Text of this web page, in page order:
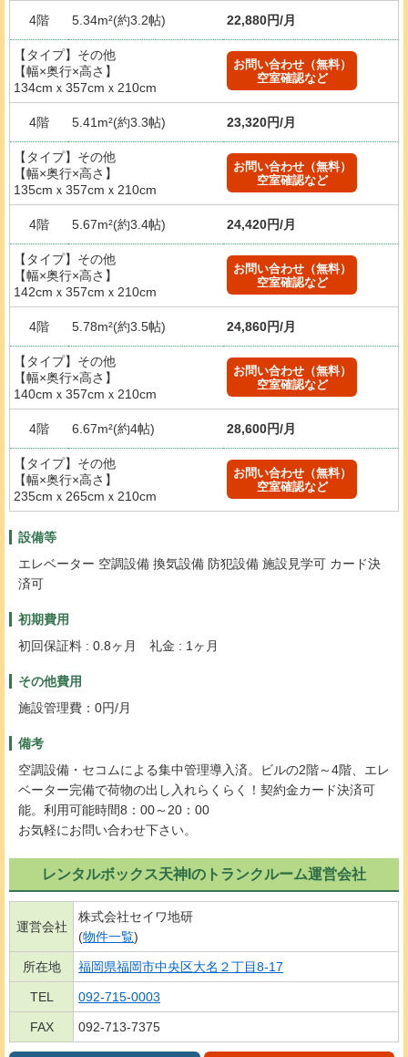
4階 5.34m²(約3.2帖) 22,880円/月
【タイプ】その他
【幅×奥行×高さ】
134cmｘ357cmｘ210cm
お問い合わせ（無料）
空室確認など
4階 5.41m²(約3.3帖) 23,320円/月
【タイプ】その他
【幅×奥行×高さ】
135cmｘ357cmｘ210cm
お問い合わせ（無料）
空室確認など
4階 5.67m²(約3.4帖) 24,420円/月
【タイプ】その他
【幅×奥行×高さ】
142cmｘ357cmｘ210cm
お問い合わせ（無料）
空室確認など
4階 5.78m²(約3.5帖) 24,860円/月
【タイプ】その他
【幅×奥行×高さ】
140cmｘ357cmｘ210cm
お問い合わせ（無料）
空室確認など
4階 6.67m²(約4帖) 28,600円/月
【タイプ】その他
【幅×奥行×高さ】
235cmｘ265cmｘ210cm
お問い合わせ（無料）
空室確認など
設備等
エレベーター 空調設備 換気設備 防犯設備 施設見学可 カード決
済可
初期費用
初回保証料 : 0.8ヶ月 礼金 : 1ヶ月
その他費用
施設管理費：0円/月
備考
空調設備・セコムによる集中管理導入済。ビルの2階～4階、エレ
ベーター完備で荷物の出し入れらくらく！契約金カード決済可
能。利用可能時間8：00～20：00
お気軽にお問い合わせ下さい。
レンタルボックス天神Iのトランクルーム運営会社
運営会社
株式会社セイワ地研
(物件一覧)
所在地 福岡県福岡市中央区大名２丁目8-17
TEL 092-715-0003
FAX 092-713-7375